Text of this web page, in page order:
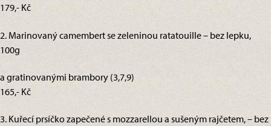
179,- Kč
2. Marinovaný camembert se zeleninou ratatouille – bez lepku,
100g
a gratinovanými brambory (3,7,9)
165,- Kč
3. Kuřecí prsíčko zapečené s mozzarellou a sušeným rajčetem, – bez